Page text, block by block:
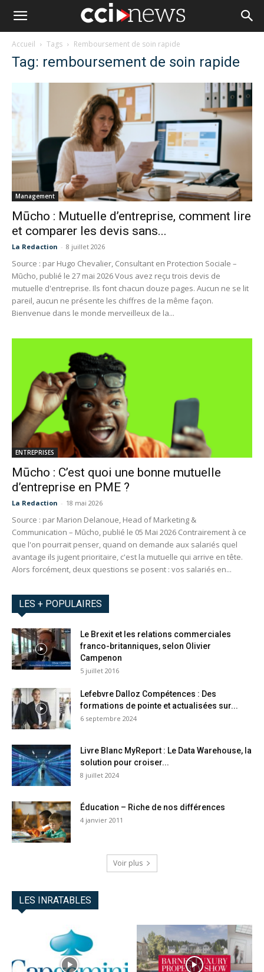
Accueil Tags Remboursement de soin rapide
Tag: remboursement de soin rapide
Management
Mūcho : Mutuelle d’entreprise, comment lire
et comparer les devis sans...
La Redaction - 8 juillet 2026
Source : par Hugo Chevalier, Consultant en Protection Sociale –
Mūcho, publié le 27 mai 2026 Vous avez reçu trois devis de
mutuelle d'entreprise. Ils font chacun douze pages. Aucun ne se lit
pareil, aucun ne présente les chiffres de la même façon.
Bienvenue dans le monde merveilleux de la...
ENTREPRISES
Mūcho : C’est quoi une bonne mutuelle
d’entreprise en PME ?
La Redaction - 18 mai 2026
Source : par Marion Delanoue, Head of Marketing &
Communication – Mūcho, publié le 05 Mai 2026 Contrairement à ce
que l'on pourrait penser, quand on demande aux salariés quel
avantage ils jugent prioritaire, c'est la mutuelle qui arrive en tête.
Alors forcément, deux questions se posent : vos salariés en...
LES + POPULAIRES
Le Brexit et les relations commerciales
franco-britanniques, selon Olivier
Campenon
5 juillet 2016
Lefebvre Dalloz Compétences : Des
formations de pointe et actualisées sur...
6 septembre 2024
Livre Blanc MyReport : Le Data Warehouse, la
solution pour croiser...
8 juillet 2024
Éducation – Riche de nos différences
4 janvier 2011
Voir plus
LES INRATABLES